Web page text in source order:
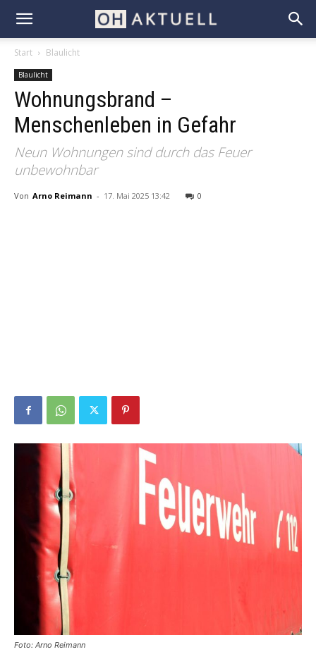
Start Blaulicht
Blaulicht
Wohnungsbrand –
Menschenleben in Gefahr
Neun Wohnungen sind durch das Feuer
unbewohnbar
Von Arno Reimann - 17. Mai 2025 13:42 0
Foto: Arno Reimann